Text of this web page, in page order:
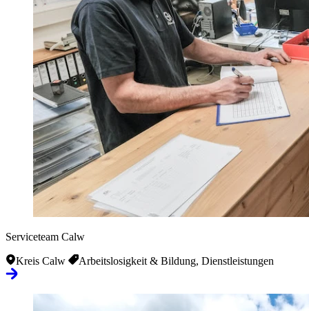
Serviceteam Calw
Kreis Calw Arbeitslosigkeit & Bildung, Dienstleistungen